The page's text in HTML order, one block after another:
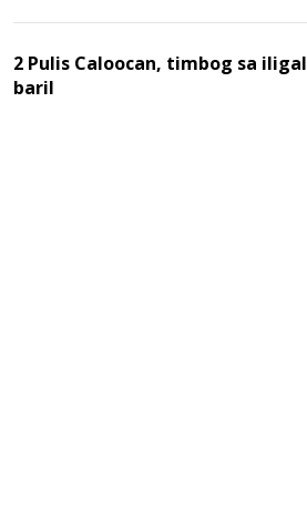
2 Pulis Caloocan, timbog sa
baril